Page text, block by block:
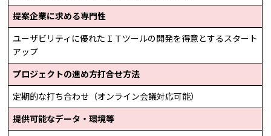
提案企業に求める専門性
ユーザビリティに優れたＩＴツールの開発を得意とするスタート
アップ
プロジェクトの進め方打合せ方法
定期的な打ち合わせ（オンライン会議対応可能）
提供可能なデータ・環境等